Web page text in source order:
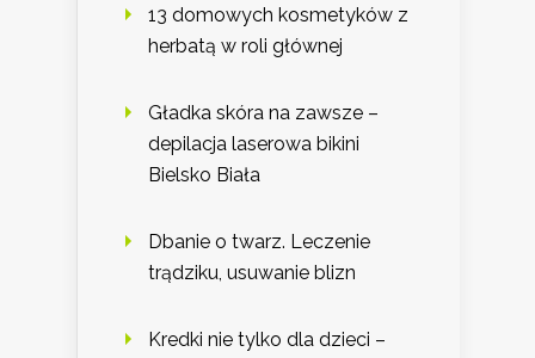
13 domowych kosmetyków z
herbatą w roli głównej
Gładka skóra na zawsze –
depilacja laserowa bikini
Bielsko Biała
Dbanie o twarz. Leczenie
trądziku, usuwanie blizn
Kredki nie tylko dla dzieci –